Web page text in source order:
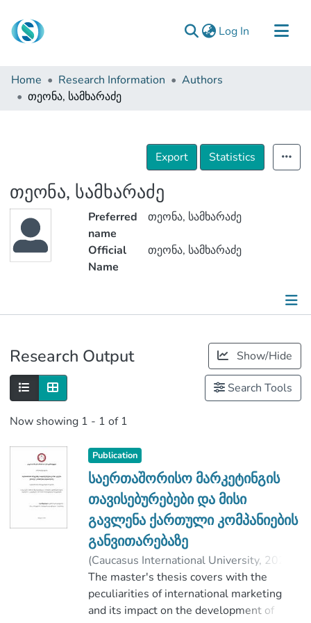
Log In (current)
Communities & Collections
Browse
Home Research Information
Authors
თეონა, სამხარაძე
Export Statistics
თეონა, სამხარაძე
Preferred
name
თეონა, სამხარაძე
Official
Name
თეონა, სამხარაძე
Research Output Show/Hide
Search Tools
Now showing 1 - 1 of 1
Publication
საერთაშორისო მარკეტინგის
თავისებურებები და მისი
გავლენა ქართული კომპანიების
განვითარებაზე
(Caucasus International University, 2020
თეონა, სამხარაძე
;
დალაქიშვილი-ჭიჭინაძე, რუსუდან
;
Faculty of Business
;
The master's thesis covers with the
peculiarities of international marketing
and its impact on the development of